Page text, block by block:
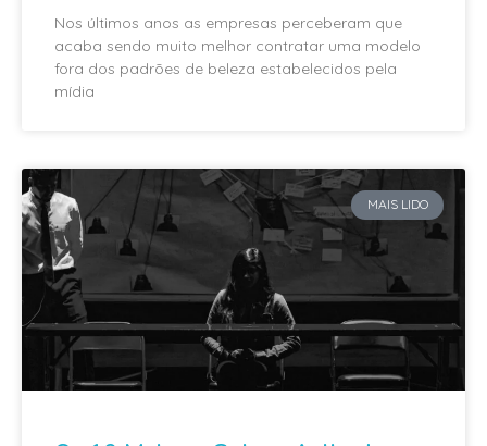
Nos últimos anos as empresas perceberam que
acaba sendo muito melhor contratar uma modelo
fora dos padrões de beleza estabelecidos pela
mídia
MAIS LIDO